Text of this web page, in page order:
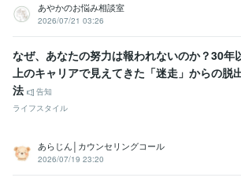
あやかのお悩み相談室
2026/07/21 03:26
なぜ、あなたの努力は報われないのか？30年
上のキャリアで見えてきた「迷走」からの脱
法
告知
ライフスタイル
あらじん│カウンセリングコール
2026/07/19 23:20